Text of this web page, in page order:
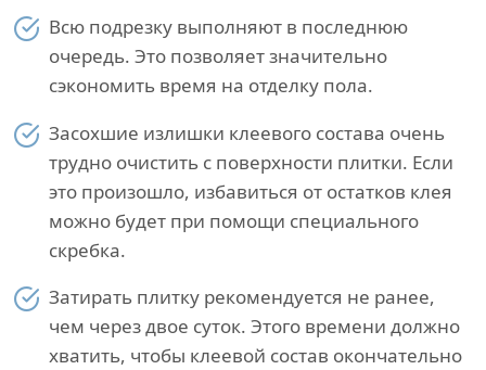
Всю подрезку выполняют в последнюю
очередь. Это позволяет значительно
сэкономить время на отделку пола.
Засохшие излишки клеевого состава очень
трудно очистить с поверхности плитки. Если
это произошло, избавиться от остатков клея
можно будет при помощи специального
скребка.
Затирать плитку рекомендуется не ранее,
чем через двое суток. Этого времени должно
хватить, чтобы клеевой состав окончательно